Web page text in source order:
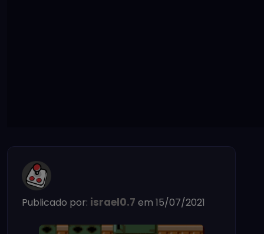
Publicado por: israel0.7 em 15/07/2021